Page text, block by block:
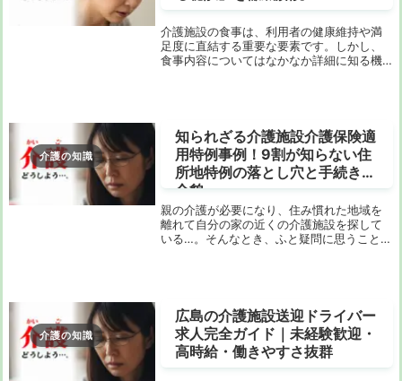
介護施設の食事は、利用者の健康維持や満
足度に直結する重要な要素です。しかし、
食事内容についてはなかなか詳細に知る機
介護の知識
知られざる介護施設介護保険適
用特例事例！9割が知らない住
所地特例の落とし穴と手続きの
全貌
親の介護が必要になり、住み慣れた地域を
離れて自分の家の近くの介護施設を探して
いる…。そんなとき、ふと疑問に思うことは
介護の知識
広島の介護施設送迎ドライバー
求人完全ガイド｜未経験歓迎・
高時給・働きやすさ抜群